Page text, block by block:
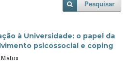
Pesquisar
à Universidade: o papel da
psicossocial e coping